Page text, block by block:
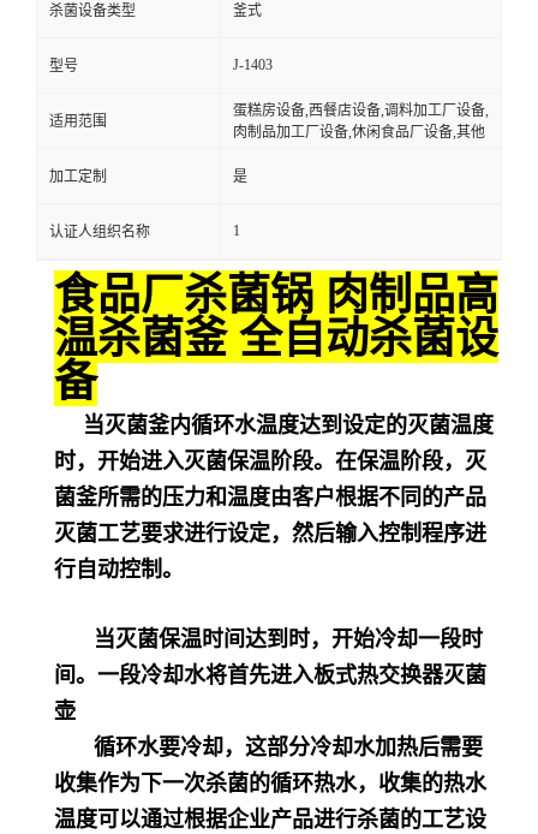
杀菌设备类型 釜式
型号 J-1403
适用范围
蛋糕房设备,西餐店设备,调料加工厂设备,
肉制品加工厂设备,休闲食品厂设备,其他
加工定制 是
认证人组织名称 1
食品厂杀菌锅 肉制品高
温杀菌釜 全自动杀菌设
备
当灭菌釜内循环水温度达到设定的灭菌温度
时，开始进入灭菌保温阶段。在保温阶段，灭
菌釜所需的压力和温度由客户根据不同的产品
灭菌工艺要求进行设定，然后输入控制程序进
行自动控制。
当灭菌保温时间达到时，开始冷却一段时
间。一段冷却水将首先进入板式热交换器灭菌
壶
循环水要冷却，这部分冷却水加热后需要
收集作为下一次杀菌的循环热水，收集的热水
温度可以通过根据企业产品进行杀菌的工艺设